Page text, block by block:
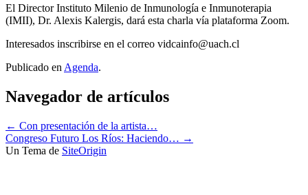
El Director Instituto Milenio de Inmunología e Inmunoterapia
(IMII), Dr. Alexis Kalergis, dará esta charla vía plataforma Zoom.
Interesados inscribirse en el correo vidcainfo@uach.cl
Publicado en Agenda.
Navegador de artículos
← Con presentación de la artista…
Congreso Futuro Los Ríos: Haciendo… →
Un Tema de SiteOrigin